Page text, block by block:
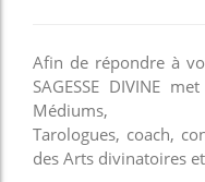
Afin de répondre à
SAGESSE DIVINE
Tarologues, coach,
des Arts divinatoires